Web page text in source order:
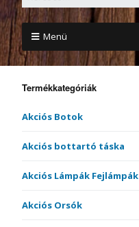
Menü
Termékkategóriák
Akciós Botok
Akciós bottartó táska
Akciós Lámpák Fejlámpák
Akciós Orsók